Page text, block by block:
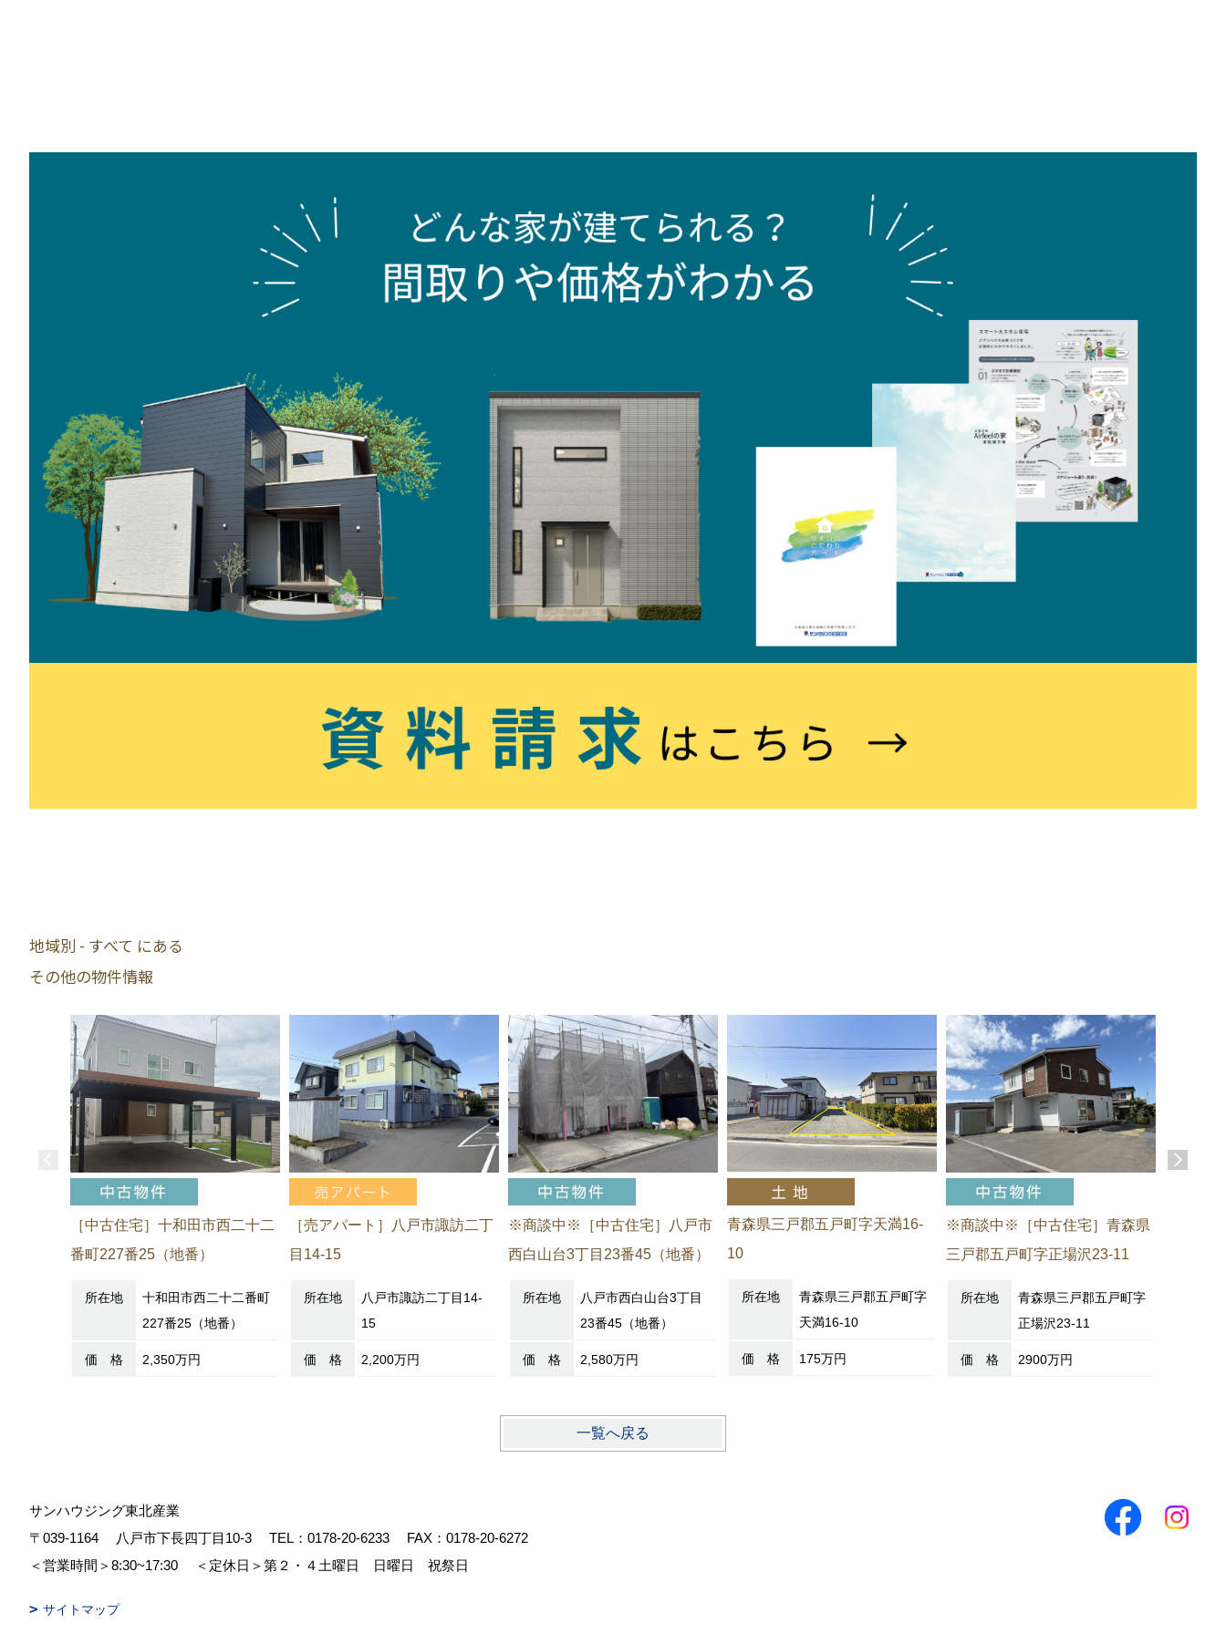
地域別 - すべて にある
その他の物件情報
［中古住宅］十和田市西二十二
番町227番25（地番）
所在地
十和田市西二十二番町
227番25（地番）
価 格 2,350万円
［売アパート］八戸市諏訪二丁
目14-15
所在地
八戸市諏訪二丁目14-
15
価 格 2,200万円
※商談中※［中古住宅］八戸市
西白山台3丁目23番45（地番）
所在地
八戸市西白山台3丁目
23番45（地番）
価 格 2,580万円
青森県三戸郡五戸町字天満16-
10
所在地
青森県三戸郡五戸町字
天満16-10
価 格 175万円
※商談中※［中古住宅］青森県
三戸郡五戸町字正場沢23-11
所在地
青森県三戸郡五戸町字
正場沢23-11
価 格 2900万円
一覧へ戻る
サンハウジング東北産業
〒039-1164
八戸市下長四丁目10-3 TEL： 0178-20-6233
FAX：0178-20-6272
＜営業時間＞8:30~17:30
＜定休日＞第２・４土曜日 日曜日 祝祭日
サイトマップ